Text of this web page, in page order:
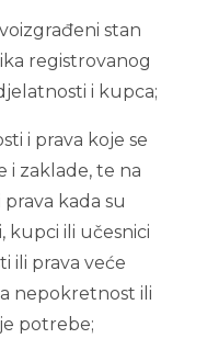
stan
registrovanog
i kupca;
i prava koje se
i zaklade, te na
kada su
kupci ili učesnici
ili prava veće
nepokretnost ili
potrebe;